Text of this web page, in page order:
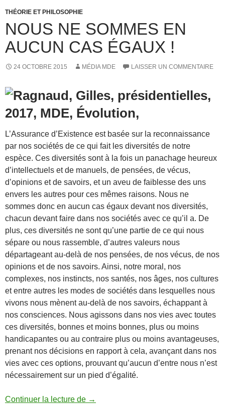
THÉORIE ET PHILOSOPHIE
NOUS NE SOMMES EN
AUCUN CAS ÉGAUX !
24 OCTOBRE 2015 MÉDIA MDE LAISSER UN COMMENTAIRE
L’Assurance d’Existence est basée sur la reconnaissance
par nos sociétés de ce qui fait les diversités de notre
espèce. Ces diversités sont à la fois un panachage heureux
d’intellectuels et de manuels, de pensées, de vécus,
d’opinions et de savoirs, et un aveu de faiblesse des uns
envers les autres pour ces mêmes raisons. Nous ne
sommes donc en aucun cas égaux devant nos diversités,
chacun devant faire dans nos sociétés avec ce qu’il a. De
plus, ces diversités ne sont qu’une partie de ce qui nous
sépare ou nous rassemble, d’autres valeurs nous
départageant au-delà de nos pensées, de nos vécus, de nos
opinions et de nos savoirs. Ainsi, notre moral, nos
complexes, nos instincts, nos santés, nos âges, nos cultures
et entre autres les modes de sociétés dans lesquelles nous
vivons nous mènent au-delà de nos savoirs, échappant à
nos consciences. Nous agissons dans nos vies avec toutes
ces diversités, bonnes et moins bonnes, plus ou moins
handicapantes ou au contraire plus ou moins avantageuses,
prenant nos décisions en rapport à cela, avançant dans nos
vies avec ces options, prouvant qu’aucun d’entre nous n’est
nécessairement sur un pied d’égalité.
Continuer la lecture de NOUS NE SOMMES EN AUCUN
→